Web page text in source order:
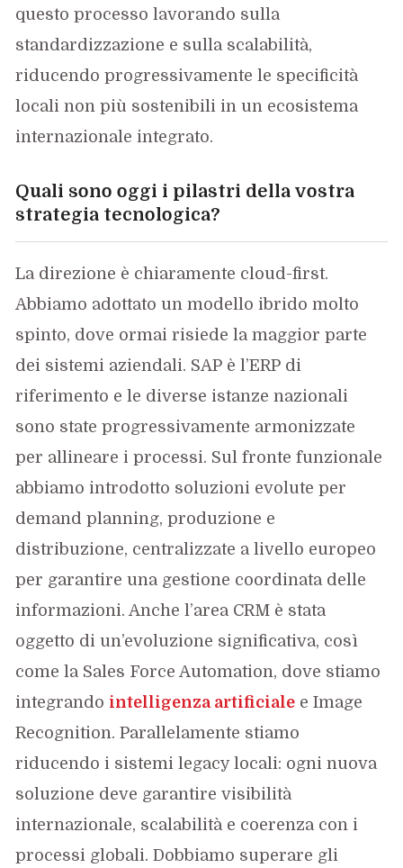
questo processo lavorando sulla
standardizzazione e sulla scalabilità,
riducendo progressivamente le specificità
locali non più sostenibili in un ecosistema
internazionale integrato.
Quali sono oggi i pilastri della vostra
strategia tecnologica?
La direzione è chiaramente cloud-first.
Abbiamo adottato un modello ibrido molto
spinto, dove ormai risiede la maggior parte
dei sistemi aziendali. SAP è l’ERP di
riferimento e le diverse istanze nazionali
sono state progressivamente armonizzate
per allineare i processi. Sul fronte funzionale
abbiamo introdotto soluzioni evolute per
demand planning, produzione e
distribuzione, centralizzate a livello europeo
per garantire una gestione coordinata delle
informazioni. Anche l’area CRM è stata
oggetto di un’evoluzione significativa, così
come la Sales Force Automation, dove stiamo
integrando intelligenza artificiale e Image
Recognition. Parallelamente stiamo
riducendo i sistemi legacy locali: ogni nuova
soluzione deve garantire visibilità
internazionale, scalabilità e coerenza con i
processi globali. Dobbiamo superare gli